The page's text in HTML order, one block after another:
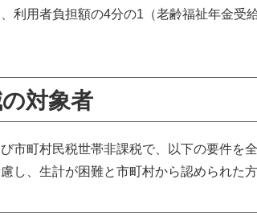
利用者負担額の4分の1（老齢福祉年金受
対象者
市町村民税世帯非課税で、以下の要件を
し、生計が困難と市町村から認められた方